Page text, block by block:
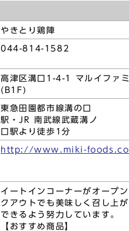
やきとり鶏陣
044-814-1582
高津区溝口1-4-1 マルイファ
(B1F)
東急田園都市線溝の口
駅・JR 南武線武蔵溝ノ
口駅より徒歩1分
http://www.miki-
イートインコーナーがオープ
クアウトでも美味しく召し上
できるよう努力しています。
【おすすめ商品】